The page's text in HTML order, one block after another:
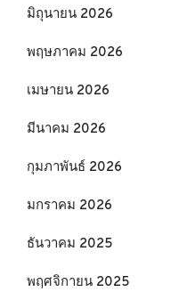
มิถุนายน 2026
พฤษภาคม 2026
เมษายน 2026
มีนาคม 2026
กุมภาพันธ์ 2026
มกราคม 2026
ธันวาคม 2025
พฤศจิกายน 2025